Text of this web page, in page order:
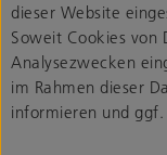
dieser Website
Soweit Cookies von
Analysezwecken
im Rahmen dieser
informieren und